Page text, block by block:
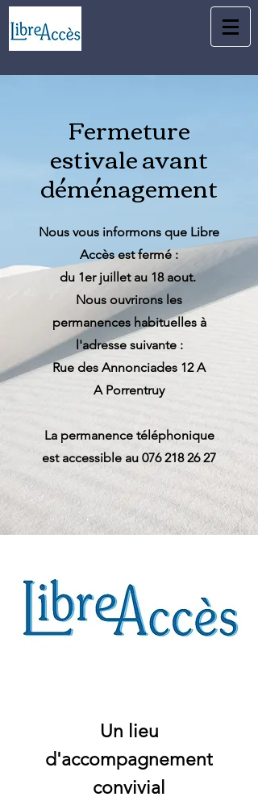
Fermeture
estivale avant
déménagement
Nous vous informons que Libre
Accès est fermé :
du 1er juillet au 18 aout.
Nous ouvrirons les
permanences habituelles à
l'adresse suivante :
Rue des Annonciades 12 A
A Porrentruy
La permanence téléphonique
est accessible au 076 218 26 27
Bienvenue chez
Un lieu
d'accompagnement
convivial